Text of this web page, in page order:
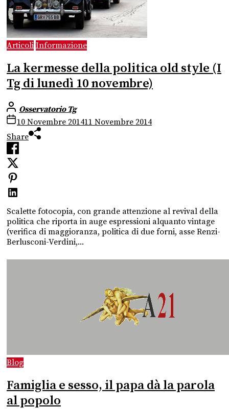
Articoli Informazione
La kermesse della politica old style (I
Tg di lunedì 10 novembre)
Osservatorio Tg
10 Novembre 201411 Novembre 2014
Share
Scalette fotocopia, con grande attenzione al revival della
politica che riporta in auge espressioni alquanto vintage
(verifica di maggioranza, politica di due forni, asse Renzi-
Berlusconi-Verdini,...
Blog
Famiglia e sesso, il papa dà la parola
al popolo